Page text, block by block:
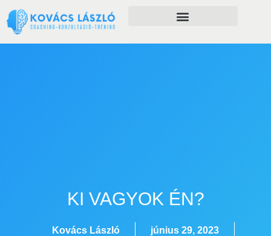
KI VAGYOK ÉN?
Kovács László
június 29, 2023